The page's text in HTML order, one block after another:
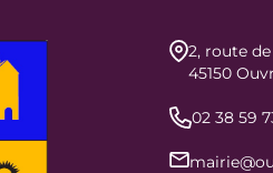
2, route
45150
02 38 59